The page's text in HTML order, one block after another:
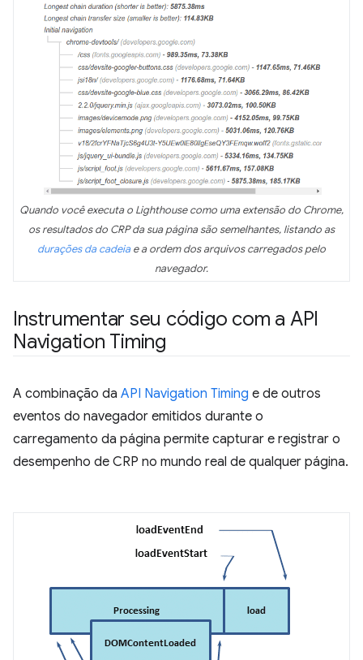
Quando você executa o Lighthouse como uma extensão do Chrome,
os resultados do CRP da sua página são semelhantes, listando as
durações da cadeiae a ordem dos arquivos carregados pelo
navegador.
Instrumentar seu código com a API
Navigation Timing
A combinação da API Navigation Timing e de outros
eventos do navegador emitidos durante o
carregamento da página permite capturar e registrar o
desempenho de CRP no mundo real de qualquer página.